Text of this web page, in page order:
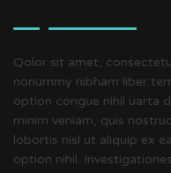
Qolor sit amet,
nonummy nibham liber
option congue nihil uarta
minim veniam, quis
lobortis nisl ut aliquip ex
option nihil.